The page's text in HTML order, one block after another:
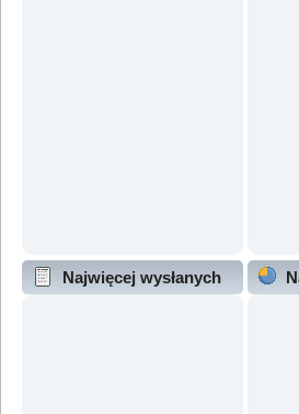
Najwięcej wysłanych